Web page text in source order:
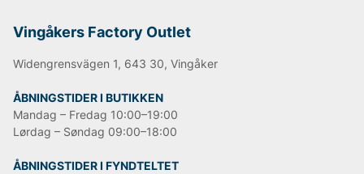
Vingåkers Factory Outlet
Widengrensvägen 1, 643 30, Vingåker
ÅBNINGSTIDER I BUTIKKEN
Mandag – Fredag 10:00–19:00
Lørdag – Søndag 09:00–18:00
ÅBNINGSTIDER I FYNDTELTET